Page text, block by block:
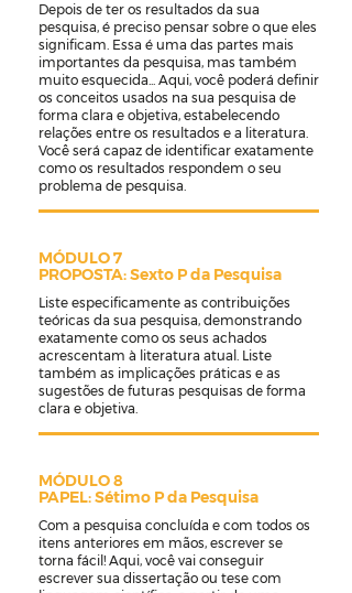
Depois de ter os resultados da sua
pesquisa, é preciso pensar sobre o que eles
significam. Essa é uma das partes mais
importantes da pesquisa, mas também
muito esquecida... Aqui, você poderá definir
os conceitos usados na sua pesquisa de
forma clara e objetiva, estabelecendo
relações entre os resultados e a literatura.
Você será capaz de identificar exatamente
como os resultados respondem o seu
problema de pesquisa.
MÓDULO 7
PROPOSTA: Sexto P da Pesquisa
Liste especificamente as contribuições
teóricas da sua pesquisa, demonstrando
exatamente como os seus achados
acrescentam à literatura atual. Liste
também as implicações práticas e as
sugestões de futuras pesquisas de forma
clara e objetiva.
MÓDULO 8
PAPEL: Sétimo P da Pesquisa
Com a pesquisa concluída e com todos os
itens anteriores em mãos, escrever se
torna fácil! Aqui, você vai conseguir
escrever sua dissertação ou tese com